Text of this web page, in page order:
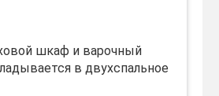
шкаф и варочный
в двухспальное